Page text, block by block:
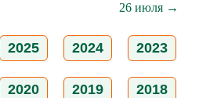
26 июля →
2025 2024 2023
2020 2019 2018